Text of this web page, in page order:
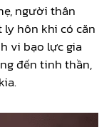
người thân
hôn khi có căn
vi bạo lực gia
đến tinh thần,